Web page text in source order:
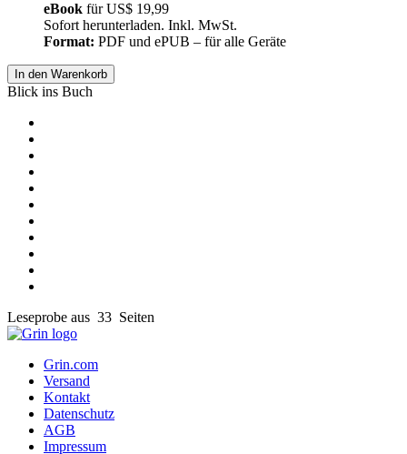
eBook fürUS$ 19,99
Sofort herunterladen. Inkl. MwSt.
Format: PDF und ePUB – für alle Geräte
In den Warenkorb
Blick ins Buch
Leseprobe aus 33 Seiten
Grin.com
Versand
Kontakt
Datenschutz
AGB
Impressum